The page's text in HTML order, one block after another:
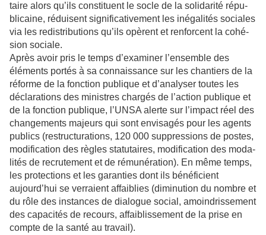
taire alors qu’ils cons­ti­tuent le socle de la soli­da­rité répu­
bli­caine, rédui­sent signi­fi­ca­ti­ve­ment les iné­ga­li­tés socia­les
via les redis­tri­bu­tions qu’ils opè­rent et ren­for­cent la cohé­
sion sociale.
Après avoir pris le temps d’exa­mi­ner l’ensem­ble des
éléments portés à sa connais­sance sur les chan­tiers de la
réforme de la fonc­tion publi­que et d’ana­ly­ser toutes les
décla­ra­tions des minis­tres char­gés de l’action publi­que et
de la fonc­tion publi­que, l’UNSA alerte sur l’impact réel des
chan­ge­ments majeurs qui sont envi­sa­gés pour les agents
publics (restruc­tu­ra­tions, 120 000 sup­pres­sions de postes,
modi­fi­ca­tion des règles sta­tu­tai­res, modi­fi­ca­tion des moda­
li­tés de recru­te­ment et de rému­né­ra­tion). En même temps,
les pro­tec­tions et les garan­ties dont ils béné­fi­cient
aujourd’hui se ver­raient affai­blies (dimi­nu­tion du nombre et
du rôle des ins­tan­ces de dia­lo­gue social, amoin­dris­se­ment
des capa­ci­tés de recours, affai­blis­se­ment de la prise en
compte de la santé au tra­vail).